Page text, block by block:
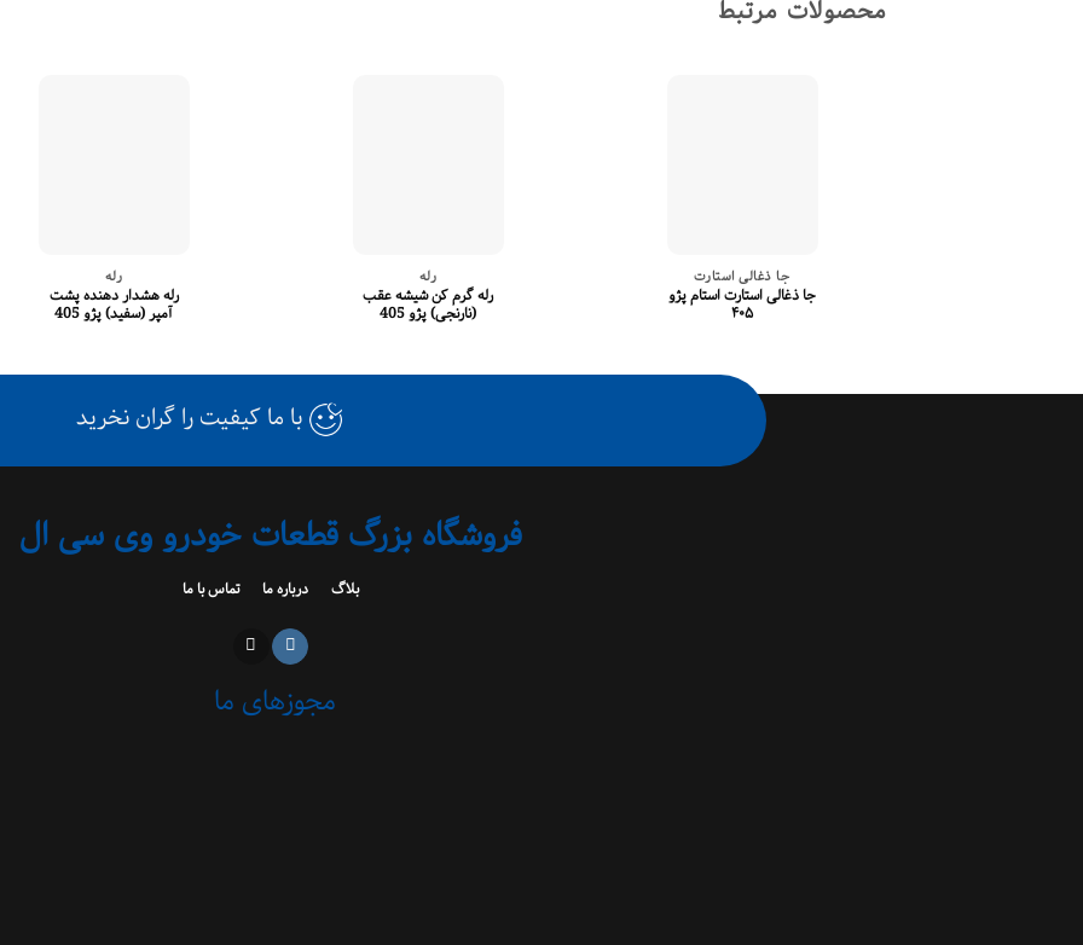
محصولات مرتبط
جا ذغالی استارت
جا ذغالی استارت استام پژو
۴۰۵
رله
رله گرم کن شیشه عقب
(نارنجی) پژو 405
رله
رله هشدار دهنده پشت
آمپر (سفید) پژو 405
با ما کیفیت را گران نخرید
فروشگاه بزرگ قطعات خودرو وی سی ال
بلاگ درباره ما تماس با ما
مجوزهای ما